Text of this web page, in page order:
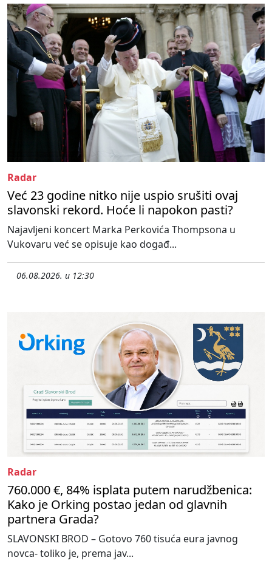
Radar
Već 23 godine nitko nije uspio srušiti ovaj
slavonski rekord. Hoće li napokon pasti?
Najavljeni koncert Marka Perkovića Thompsona u
Vukovaru već se opisuje kao događ...
06.08.2026. u 12:30
Radar
760.000 €, 84% isplata putem narudžbenica:
Kako je Orking postao jedan od glavnih
partnera Grada?
SLAVONSKI BROD – Gotovo 760 tisuća eura javnog
novca- toliko je, prema jav...